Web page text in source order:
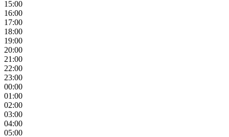
15:00
16:00
17:00
18:00
19:00
20:00
21:00
22:00
23:00
00:00
01:00
02:00
03:00
04:00
05:00